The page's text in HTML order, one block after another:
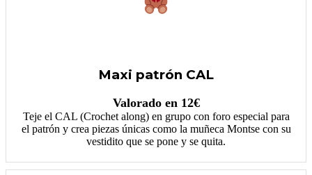
Maxi patrón CAL
Valorado en 12€
Teje el CAL (Crochet along) en grupo con foro especial para
el patrón y crea piezas únicas como la muñeca Montse con su
vestidito que se pone y se quita.